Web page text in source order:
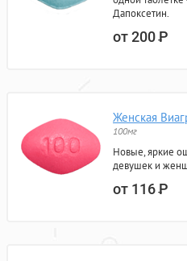
Дапоксетин.
от 200Р
Женская
100мг
Новые, яркие
девушек и
от 116Р